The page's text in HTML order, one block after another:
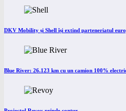
DKV Mobility și Shell își extind parteneriatul
Blue River: 26.123 km cu un camion 100%